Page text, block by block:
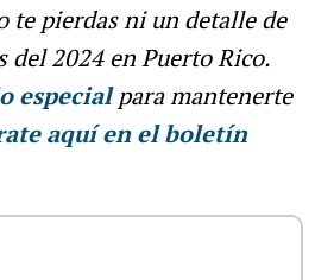
te pierdas ni un detalle de
del 2024 en Puerto Rico.
especialpara mantenerte
aquí en el boletín